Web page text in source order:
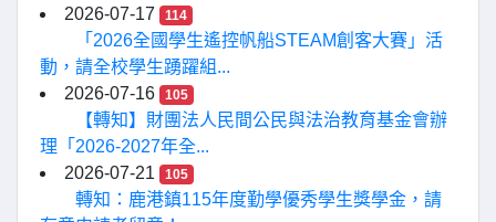
2026-07-17
114
「2026全國學生遙控帆船STEAM創客大賽」活
動，請全校學生踴躍組...
2026-07-16
105
【轉知】財團法人民間公民與法治教育基金會辦
理「2026-2027年全...
2026-07-21
105
轉知：鹿港鎮115年度勤學優秀學生獎學金，請